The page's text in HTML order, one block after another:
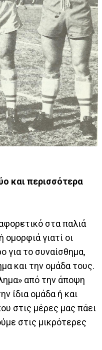
και περισσότερα
στα παλιά
ομορφιά γιατί οι
για το συναίσθημα,
και την ομάδα τους.
από την άποψη
ίδια ομάδα ή και
στις μέρες μας πάει
στις μικρότερες